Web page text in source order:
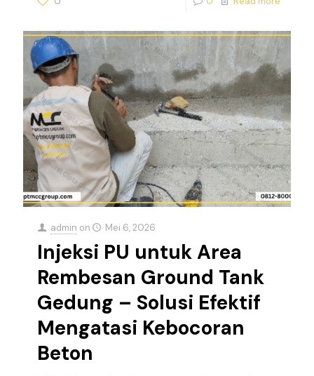
admin on Mei 6, 2026
Injeksi PU untuk Area
Rembesan Ground Tank
Gedung – Solusi Efektif
Mengatasi Kebocoran
Beton